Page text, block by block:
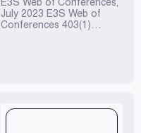
July 2023 E3S Web of
Conferences 403(1)